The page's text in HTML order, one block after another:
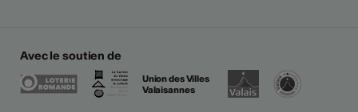
Avec le soutien de
Union des Villes
Valaisannes